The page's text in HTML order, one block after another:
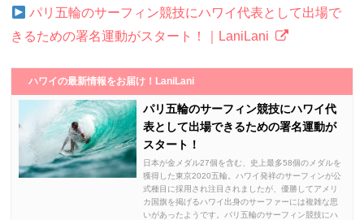
パリ五輪のサーフィン競技にハワイ代表として出場で
きるための署名運動がスタート！｜LaniLani
ハワイの最新情報をお届け！LaniLani
パリ五輪のサーフィン競技にハワイ代
表として出場できるための署名運動が
スタート！
日本が金メダル27個を含む、史上最多58個のメダルを
獲得した東京2020五輪。ハワイ発祥のサーフィンが公
式種目に採用され注目されましたが、優勝してアメリ
カ国旗を掲げるハワイ出身のサーファーには複雑な思
いがあったようです。パリ五輪のサーフィン競技にハ